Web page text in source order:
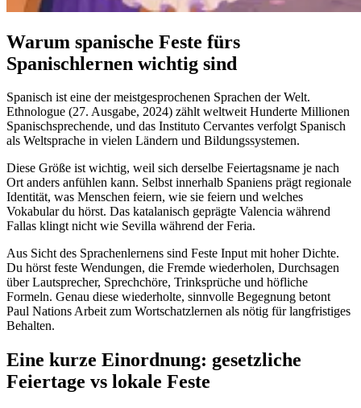
Warum spanische Feste fürs
Spanischlernen wichtig sind
Spanisch ist eine der meistgesprochenen Sprachen der Welt.
Ethnologue (27. Ausgabe, 2024) zählt weltweit Hunderte Millionen
Spanischsprechende, und das Instituto Cervantes verfolgt Spanisch
als Weltsprache in vielen Ländern und Bildungssystemen.
Diese Größe ist wichtig, weil sich derselbe Feiertagsname je nach
Ort anders anfühlen kann. Selbst innerhalb Spaniens prägt regionale
Identität, was Menschen feiern, wie sie feiern und welches
Vokabular du hörst. Das katalanisch geprägte Valencia während
Fallas klingt nicht wie Sevilla während der Feria.
Aus Sicht des Sprachenlernens sind Feste Input mit hoher Dichte.
Du hörst feste Wendungen, die Fremde wiederholen, Durchsagen
über Lautsprecher, Sprechchöre, Trinksprüche und höfliche
Formeln. Genau diese wiederholte, sinnvolle Begegnung betont
Paul Nations Arbeit zum Wortschatzlernen als nötig für langfristiges
Behalten.
Eine kurze Einordnung: gesetzliche
Feiertage vs lokale Feste